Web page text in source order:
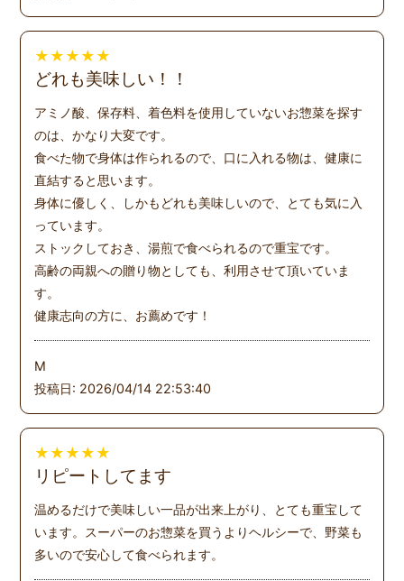
★ ★ ★ ★ ★
どれも美味しい！！
アミノ酸、保存料、着色料を使用していないお惣菜を探す
のは、かなり大変です。
食べた物で身体は作られるので、口に入れる物は、健康に
直結すると思います。
身体に優しく、しかもどれも美味しいので、とても気に入
っています。
ストックしておき、湯煎で食べられるので重宝です。
高齢の両親への贈り物としても、利用させて頂いていま
す。
健康志向の方に、お薦めです！
M
投稿日: 2026/04/14 22:53:40
★ ★ ★ ★ ★
リピートしてます
温めるだけで美味しい一品が出来上がり、とても重宝して
います。スーパーのお惣菜を買うよりヘルシーで、野菜も
多いので安心して食べられます。